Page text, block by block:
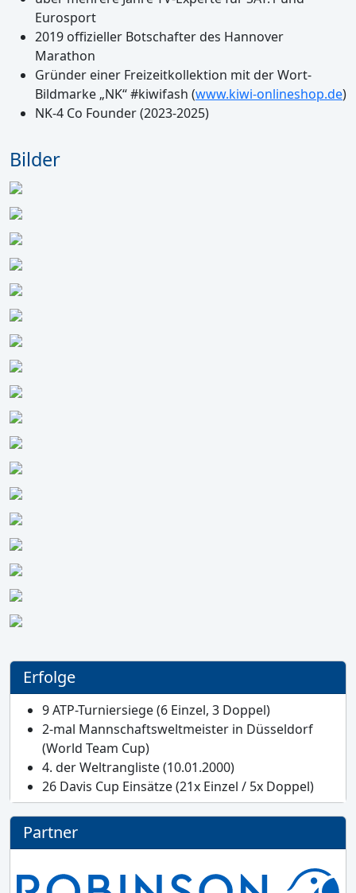
Erfolge
9 ATP-Turniersiege (6 Einzel, 3 Doppel)
2-mal Mannschaftsweltmeister in Düsseldorf
(World Team Cup)
4. der Weltrangliste (10.01.2000)
26 Davis Cup Einsätze (21x Einzel / 5x Doppel)
Partner
Eurosport
2019 offizieller Botschafter des Hannover
Marathon
Gründer einer Freizeitkollektion mit der Wort-
Bildmarke „NK“ #kiwifash (www.kiwi-onlineshop.de)
NK-4 Co Founder (2023-2025)
Bilder